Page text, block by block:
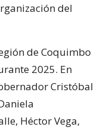
del
de Coquimbo
2025. En
Cristóbal
Héctor Vega,